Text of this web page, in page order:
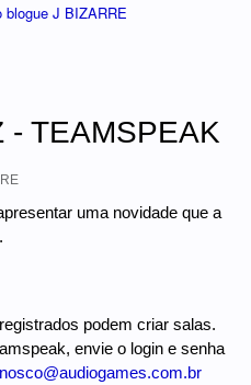
blogue J BIZARRE
- TEAMSPEAK
uma novidade que a
podem criar salas.
envie o login e senha